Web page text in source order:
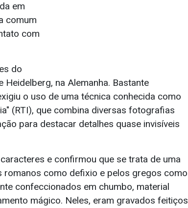
em
comum
com
do
na Alemanha. Bastante
o uso de uma técnica conhecida como
(RTI), que combina diversas fotografias
para destacar detalhes quase invisíveis
e confirmou que se trata de uma
romanos como defixio e pelos gregos como
confeccionados em chumbo, material
mágico. Neles, eram gravados feitiços